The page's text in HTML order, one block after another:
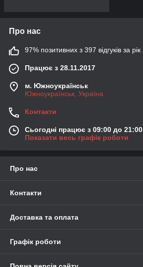
Про нас
97% позитивних з 397 відгуків за рік
Працює з 28.11.2017
м. Южноукраїнськ
Южноукраїнськ, Україна
Контакти
Сьогодні працює з 09:00 до 21:00
Показати весь графік роботи
Про нас
Контакти
Доставка та оплата
Графік роботи